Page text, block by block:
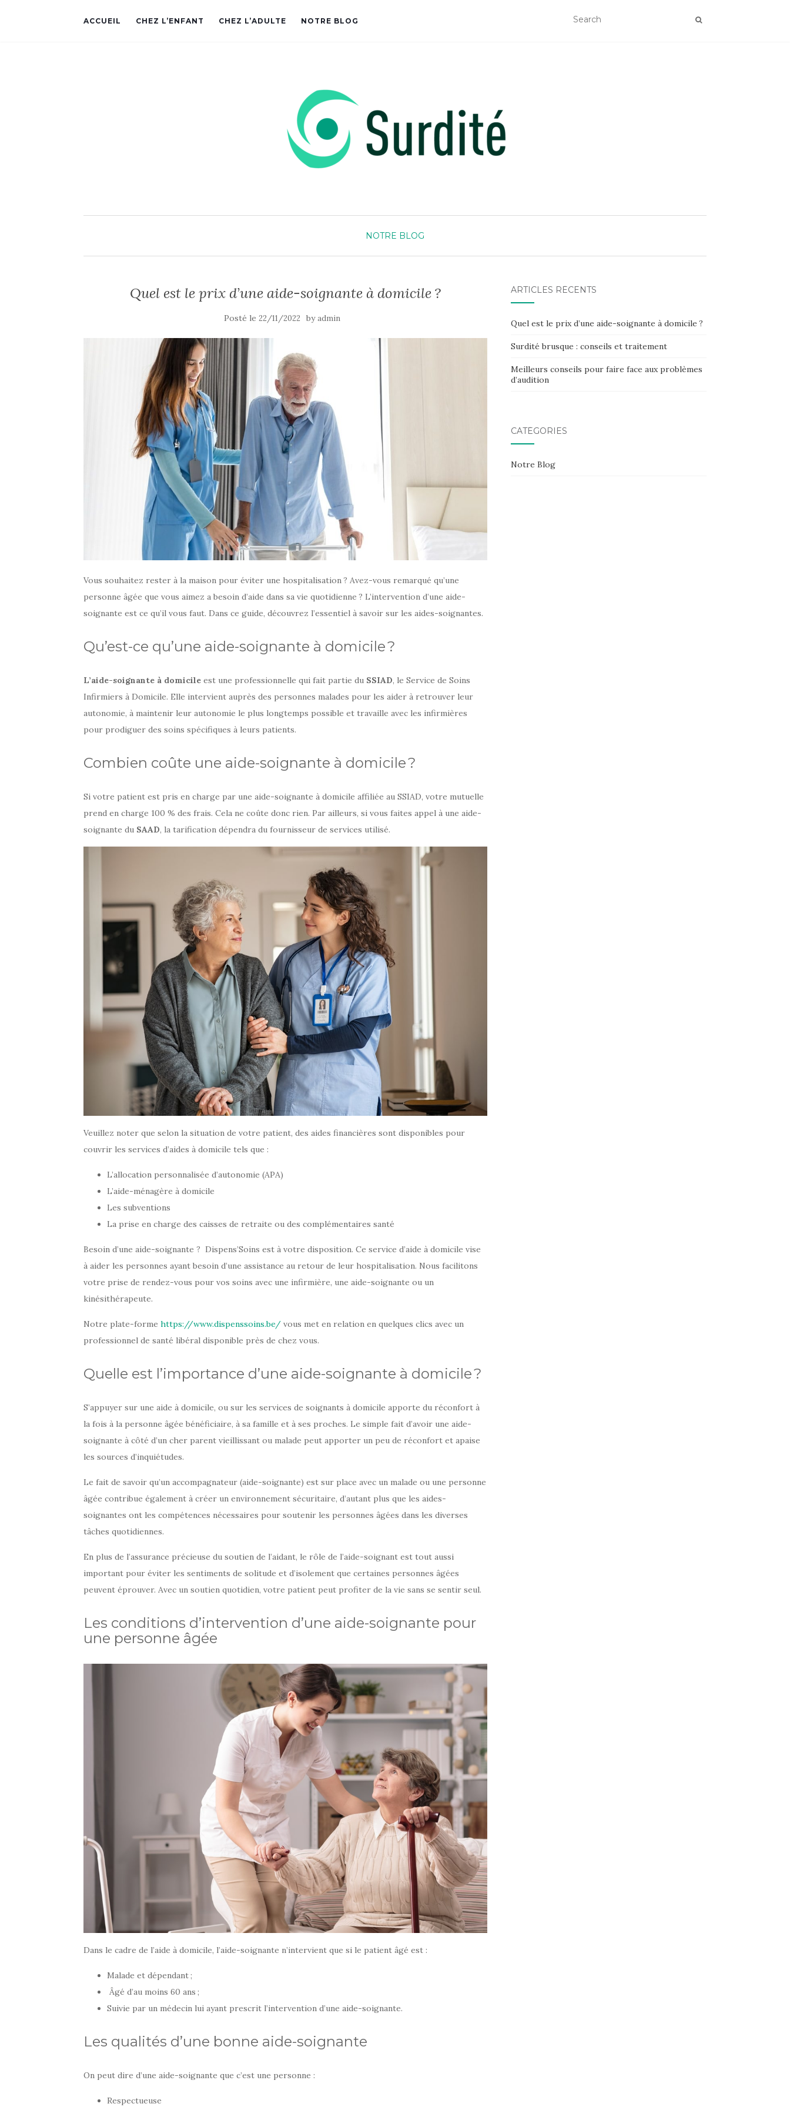
ACCUEIL CHEZ L’ENFANT CHEZ L’ADULTE NOTRE BLOG
NOTRE BLOG
Quel est le prix d’une aide-soignante à domicile ?
Posté le22/11/2022 byadmin
Vous souhaitez rester à la maison pour éviter une hospitalisation ? Avez-vous remarqué qu’une
personne âgée que vous aimez a besoin d’aide dans sa vie quotidienne ? L’intervention d’une aide-
soignante est ce qu’il vous faut. Dans ce guide, découvrez l’essentiel à savoir sur les aides-soignantes.
Qu’est-ce qu’une aide-soignante à domicile ?
L’aide-soignante à domicile est une professionnelle qui fait partie du SSIAD, le Service de Soins
Infirmiers à Domicile. Elle intervient auprès des personnes malades pour les aider à retrouver leur
autonomie, à maintenir leur autonomie le plus longtemps possible et travaille avec les infirmières
pour prodiguer des soins spécifiques à leurs patients.
Combien coûte une aide-soignante à domicile ?
Si votre patient est pris en charge par une aide-soignante à domicile affiliée au SSIAD, votre mutuelle
prend en charge 100 % des frais. Cela ne coûte donc rien. Par ailleurs, si vous faites appel à une aide-
soignante du SAAD, la tarification dépendra du fournisseur de services utilisé.
Veuillez noter que selon la situation de votre patient, des aides financières sont disponibles pour
couvrir les services d’aides à domicile tels que :
L’allocation personnalisée d’autonomie (APA)
L’aide-ménagère à domicile
Les subventions
La prise en charge des caisses de retraite ou des complémentaires santé
Besoin d’une aide-soignante ? Dispens’Soins est à votre disposition. Ce service d’aide à domicile vise
à aider les personnes ayant besoin d’une assistance au retour de leur hospitalisation. Nous facilitons
votre prise de rendez-vous pour vos soins avec une infirmière, une aide-soignante ou un
kinésithérapeute.
Notre plate-forme https://www.dispenssoins.be/ vous met en relation en quelques clics avec un
professionnel de santé libéral disponible près de chez vous.
Quelle est l’importance d’une aide-soignante à domicile ?
S’appuyer sur une aide à domicile, ou sur les services de soignants à domicile apporte du réconfort à
la fois à la personne âgée bénéficiaire, à sa famille et à ses proches. Le simple fait d’avoir une aide-
soignante à côté d’un cher parent vieillissant ou malade peut apporter un peu de réconfort et apaise
les sources d’inquiétudes.
Le fait de savoir qu’un accompagnateur (aide-soignante) est sur place avec un malade ou une personne
âgée contribue également à créer un environnement sécuritaire, d’autant plus que les aides-
soignantes ont les compétences nécessaires pour soutenir les personnes âgées dans les diverses
tâches quotidiennes.
En plus de l’assurance précieuse du soutien de l’aidant, le rôle de l’aide-soignant est tout aussi
important pour éviter les sentiments de solitude et d’isolement que certaines personnes âgées
peuvent éprouver. Avec un soutien quotidien, votre patient peut profiter de la vie sans se sentir seul.
Les conditions d’intervention d’une aide-soignante pour
une personne âgée
Dans le cadre de l’aide à domicile, l’aide-soignante n’intervient que si le patient âgé est :
Malade et dépendant ;
Âgé d’au moins 60 ans ;
Suivie par un médecin lui ayant prescrit l’intervention d’une aide-soignante.
Les qualités d’une bonne aide-soignante
On peut dire d’une aide-soignante que c’est une personne :
Respectueuse
ARTICLES RÉCENTS
Quel est le prix d’une aide-soignante à domicile ?
Surdité brusque : conseils et traitement
Meilleurs conseils pour faire face aux problèmes
d’audition
CATÉGORIES
Notre Blog